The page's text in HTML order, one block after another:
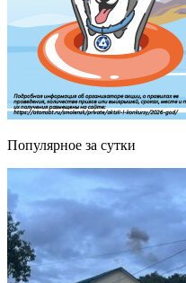
Популярное за сутки